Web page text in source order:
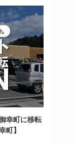
幸町に移転
町】